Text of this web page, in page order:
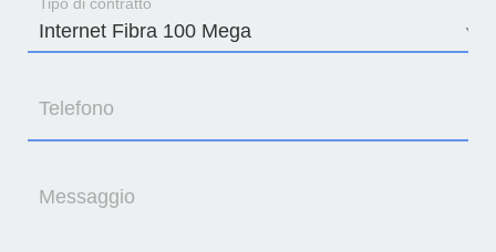
Telefono
Messaggio